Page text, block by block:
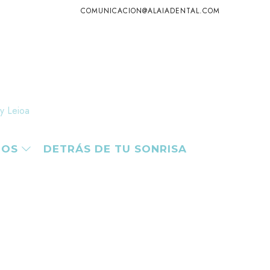
COMUNICACION@ALAIADENTAL.COM
Leioa
DETRÁS DE TU SONRISA